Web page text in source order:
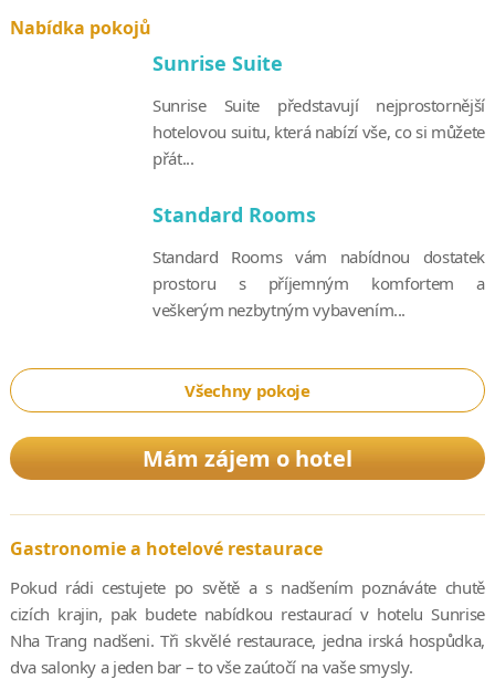
Nabídka pokojů
Sunrise Suite
Sunrise Suite představují nejprostornější
hotelovou suitu, která nabízí vše, co si můžete
přát...
Standard Rooms
Standard Rooms vám nabídnou dostatek
prostoru s příjemným komfortem a
veškerým nezbytným vybavením...
Všechny pokoje
Mám zájem o hotel
Gastronomie a hotelové restaurace
Pokud rádi cestujete po světě a s nadšením poznáváte chutě
cizích krajin, pak budete nabídkou restaurací v hotelu Sunrise
Nha Trang nadšeni. Tři skvělé restaurace, jedna irská hospůdka,
dva salonky a jeden bar – to vše zaútočí na vaše smysly.